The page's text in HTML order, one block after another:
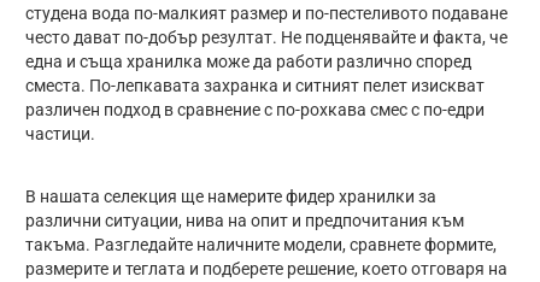
студена вода по-малкият размер и по-пестеливото подаване
често дават по-добър резултат. Не подценявайте и факта, че
една и съща хранилка може да работи различно според
сместа. По-лепкавата захранка и ситният пелет изискват
различен подход в сравнение с по-рохкава смес с по-едри
частици.
В нашата селекция ще намерите фидер хранилки за
различни ситуации, нива на опит и предпочитания към
такъма. Разгледайте наличните модели, сравнете формите,
размерите и теглата и подберете решение, което отговаря на